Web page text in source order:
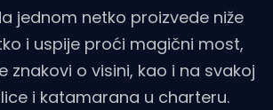
jednom netko proizvede niže
i uspije proći magični most,
znakovi o visini, kao i na svakoj
i katamarana u charteru.